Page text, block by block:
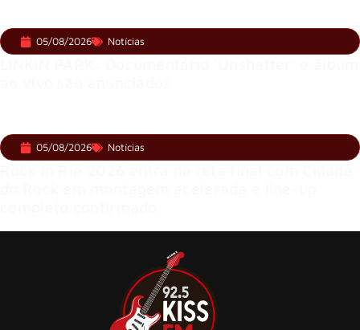
05/08/2026 Notícias
05/08/2026 Notícias